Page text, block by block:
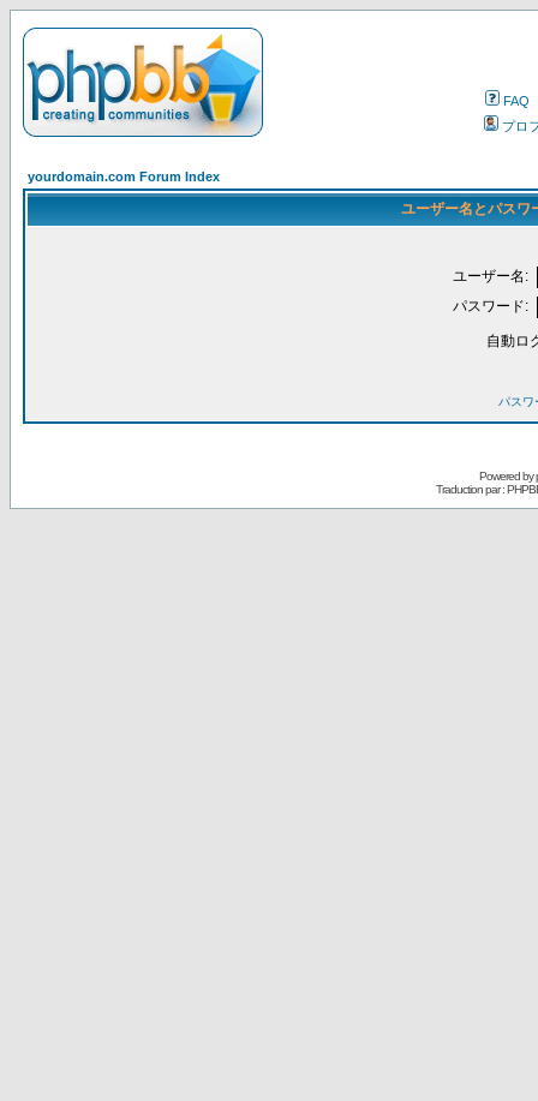
FAQ
プロ
yourdomain.com Forum Index
ユーザー名とパスワ
ユーザー名:
パスワード:
自動ロ
パスワ
Powered by
Traduction par :